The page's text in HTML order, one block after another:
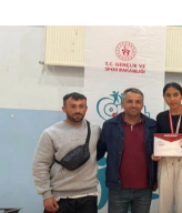
MAGAZİN
SAĞLIK
SPOR
11:11 MANŞET
Haber Arşivi